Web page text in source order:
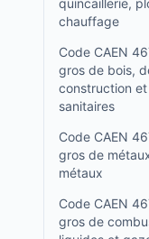
quincaillerie,
chauffage
Code CAEN
gros de bois,
construction
sanitaires
Code CAEN
gros de
métaux
Code CAEN
gros de